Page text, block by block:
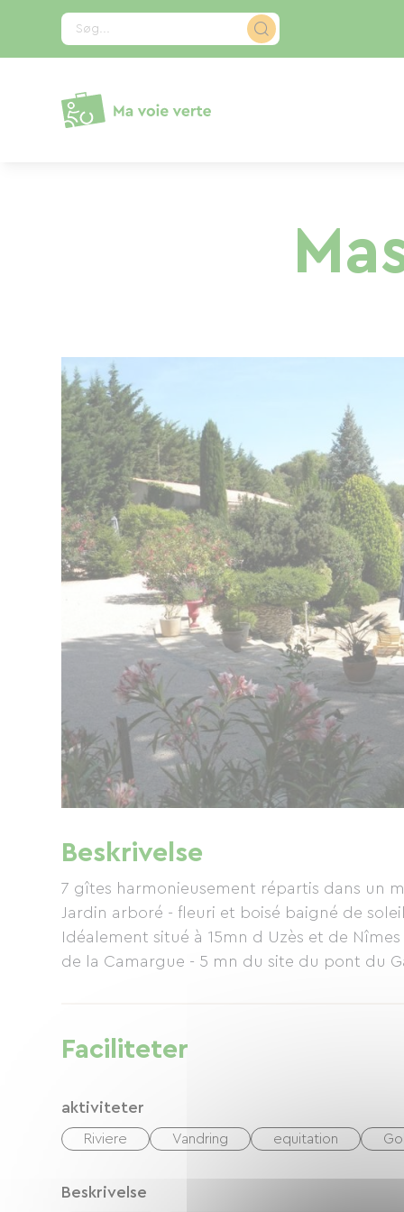
Søg...
Beskrivelse
7 gîtes harmonieusement répartis dans un
Jardin arboré - fleuri et boisé baigné de soleil
Idéalement situé à 15mn d Uzès et de
de la Camargue - 5 mn du site du pont du
Faciliteter
aktiviteter
Riviere Vandring equitation
Beskrivelse
CCookie-styringspanel